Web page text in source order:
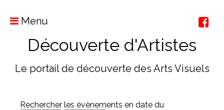
Menu
Découverte d'Artistes
Le portail de découverte des Arts Visuels
Rechercher les évènements en date du